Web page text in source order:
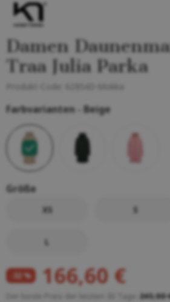
Damen
Traa Julia Parka
Farbvarianten - Beige
Größe
XS
S
L
-32 % 166,60 €
245,00